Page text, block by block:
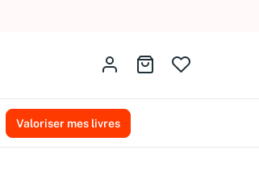
Identifiez-vousAller au panier
Valoriser mes livres